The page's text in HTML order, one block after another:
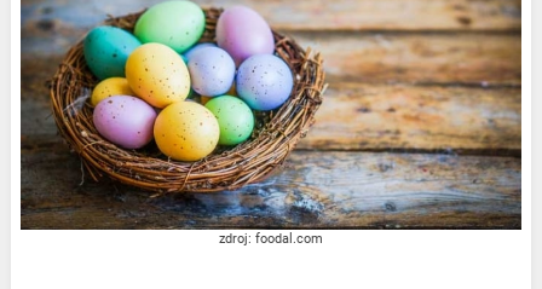
zdroj: foodal.com